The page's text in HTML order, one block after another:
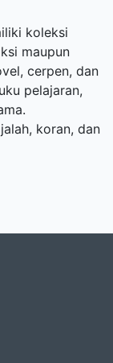
koleksi
maupun
cerpen, dan
pelajaran,
koran, dan